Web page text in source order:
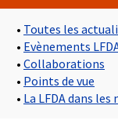
• Toutes les
• Evènements
• Collaborations
• Points de vue
• La LFDA dans les